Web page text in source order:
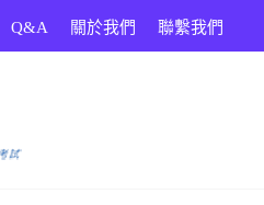
Q&A 關於我們 聯繫我們